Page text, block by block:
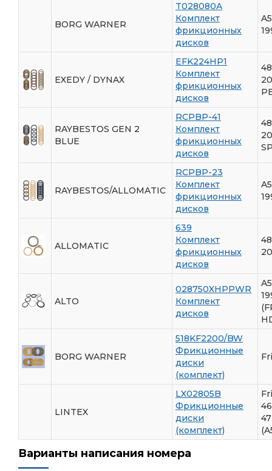
BORG WARNER
T028080A
Комплект
фрикционных
дисков
EXEDY / DYNAX
EFK224HP1
Комплект
фрикционных
дисков
RAYBESTOS GEN 2
BLUE
RCPBP-41
Комплект
фрикционных
дисков
RAYBESTOS/ALLOMATIC
RCPBP-23
Комплект
фрикционных
дисков
ALLOMATIC
639
Комплект
фрикционных
дисков
ALTO
028750XHPPWR
Комплект
дисков
BORG WARNER
518KF2200/BW
Фрикционные
диски
(комплект)
LINTEX
LX02805B
Фрикционные
диски
(комплект)
Варианты написания номера